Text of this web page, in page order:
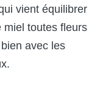
vient équilibrer
miel toutes fleurs
avec les